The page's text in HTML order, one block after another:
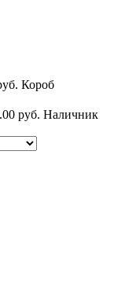
Короб
Наличник